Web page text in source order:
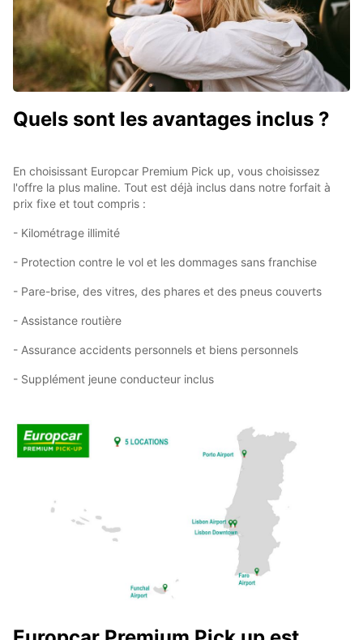
Quels sont les avantages inclus ?
En choisissant Europcar Premium Pick up, vous choisissez
l'offre la plus maline. Tout est déjà inclus dans notre forfait à
prix fixe et tout compris :
- Kilométrage illimité
- Protection contre le vol et les dommages sans franchise
- Pare-brise, des vitres, des phares et des pneus couverts
- Assistance routière
- Assurance accidents personnels et biens personnels
- Supplément jeune conducteur inclus